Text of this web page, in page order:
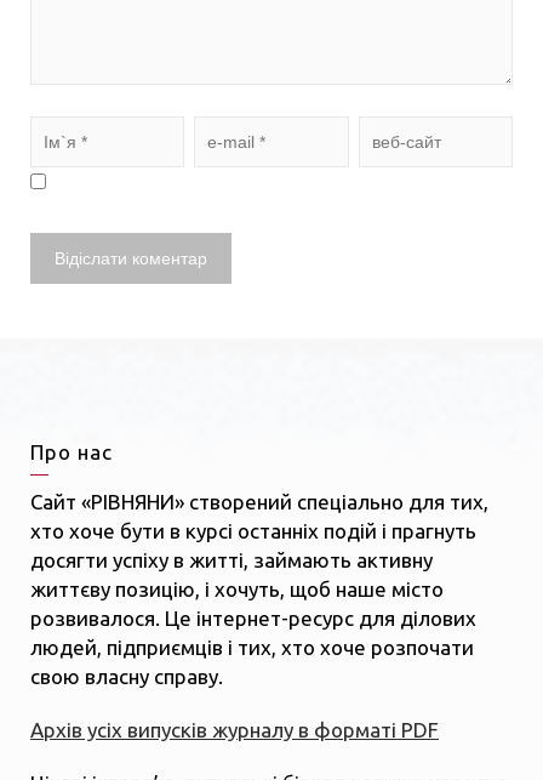
Про нас
Сайт «РІВНЯНИ» створений спеціально для тих,
хто хоче бути в курсі останніх подій і прагнуть
досягти успіху в житті, займають активну
життєву позицію, і хочуть, щоб наше місто
розвивалося. Це інтернет-ресурс для ділових
людей, підприємців і тих, хто хоче розпочати
свою власну справу.
Архів усіх випусків журналу в форматі PDF